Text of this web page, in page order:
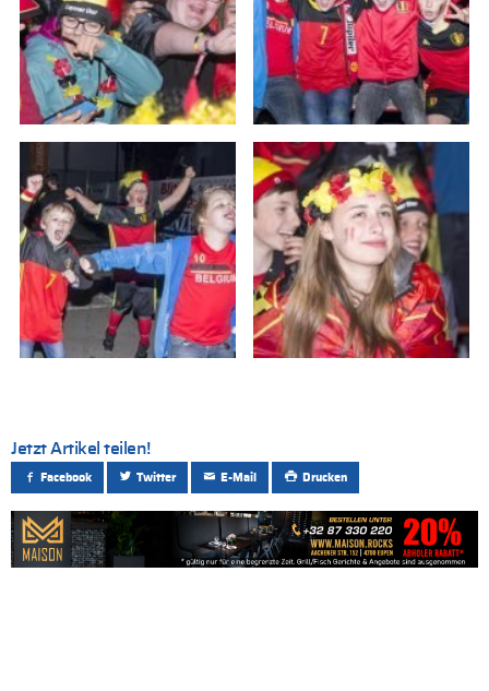
Jetzt Artikel teilen!
Facebook Twitter E-Mail Drucken